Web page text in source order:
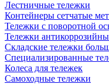
Лестничные тележки
Контейнеры сетчатые
Тележки с поворотной
Тележки
Складские тележки
Специализированные
Колеса для тележек
Самоходные тележки